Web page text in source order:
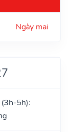
Ngày mai
(3h-5h):